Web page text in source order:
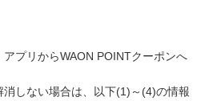
プリからWAON POINTクーポンへ
しない場合は、以下(1)～(4)の情報